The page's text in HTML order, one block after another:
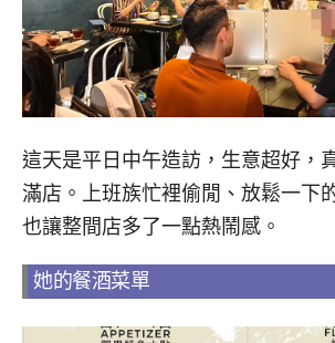
這天是平日中午造訪，生意超好，
滿店。上班族忙裡偷閒、放鬆一下
也讓整間店多了一點熱鬧感。
她的餐酒菜單